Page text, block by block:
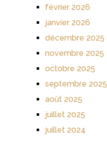
février 2026
janvier 2026
décembre 2025
novembre 2025
octobre 2025
septembre 2025
août 2025
juillet 2025
juillet 2024